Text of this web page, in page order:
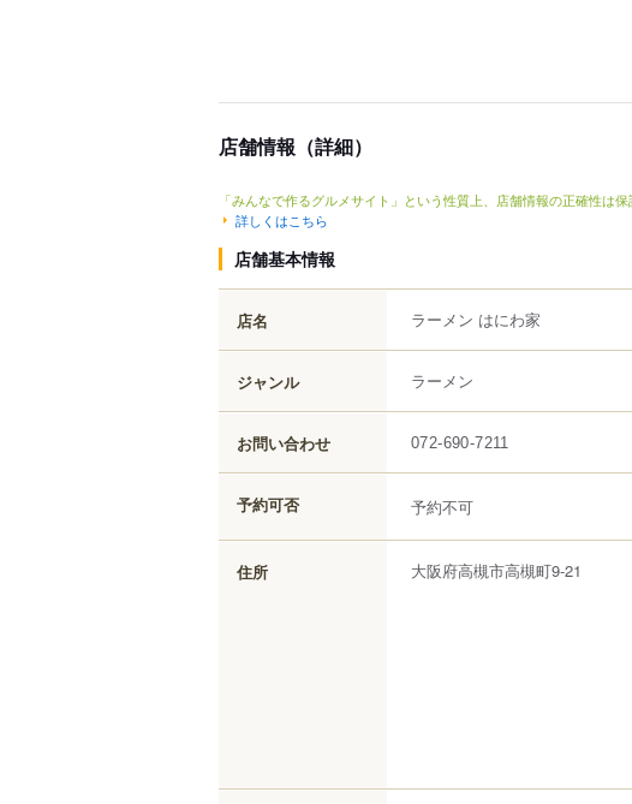
店舗情報（詳細）
「みんなで作るグルメサイト」という性質上、店舗情報の正確性は
詳しくはこちら
店舗基本情報
店名 ラーメン はにわ家
ジャンル ラーメン
お問い合わせ 072-690-7211
予約可否 予約不可
住所 大阪府高槻市高槻町9-21